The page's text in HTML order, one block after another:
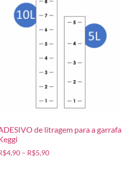
de litragem para a garrafa
4,90 – R$5,90